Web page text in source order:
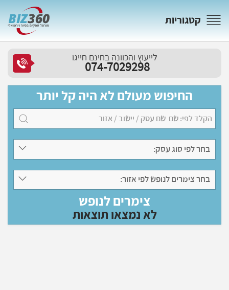
קטגוריות
לייעוץ והכוונה בחינם חייגו
074-7029298
החיפוש מעולם לא היה קל יותר
בחר לפי סוג עסק:
בחר צימרים לנופש לפי אזור:
צימרים לנופש
לא נמצאו תוצאות